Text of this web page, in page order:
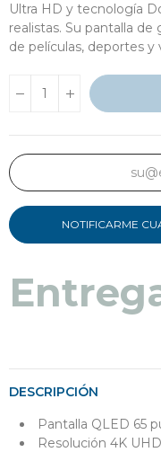
Ultra HD y tecnología
realistas. Su pantalla
de películas, deportes
NOTIFICARME
DESCRIPCIÓN
Pantalla QLED 65
Resolución 4K UHD